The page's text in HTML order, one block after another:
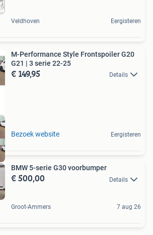
Veldhoven Eergisteren
M-Performance Style Frontspoiler G20
G21 | 3 serie 22-25
€ 149,95 Details
Bezoek website Eergisteren
BMW 5-serie G30 voorbumper
€ 500,00 Details
Groot-Ammers 7 aug 26